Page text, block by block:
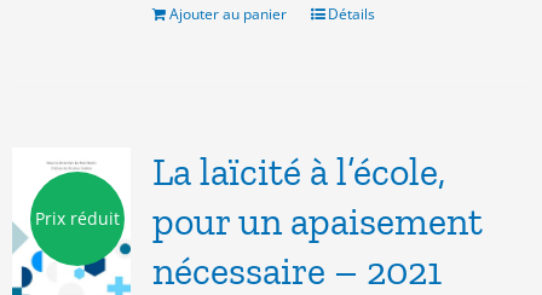
7.00€.5.00€.
Ajouter au panier Détails
Prix réduit
La laïcité à l’école,
pour un apaisement
nécessaire – 2021